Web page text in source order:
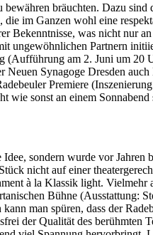
bräuchten. Dazu
im Ganzen wohl eine
Be­kenntnisse, was nicht nur
ungewöhnlichen Partnern
(Aufführung am 2. Juni um
Synagoge Dresden
Premiere
wie sonst an einem Sonnabend
sondern wurde vor
nicht auf einer
à la Klassik light. Vielmehr
Bühne (Ausstattung:
man spüren, dass der
der Qualität des berühmten